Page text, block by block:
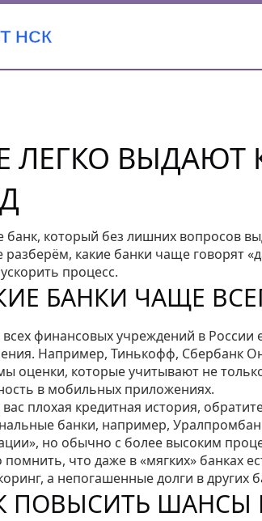
ЛЕГКО ВЫДАЮТ
который без лишних вопросов
разберём, какие банки чаще говорят
процесс.
БАНКИ ЧАЩЕ
финансовых учреждений в России
Например, Тинькофф, Сбербанк
оценки, которые учитывают не
в мобильных приложениях.
вас плохая кредитная история,
банки, например,
но обычно с более высоким
что даже в «мягких» банках
а непогашенные долги в других
ПОВЫСИТЬ ШАНСЫ